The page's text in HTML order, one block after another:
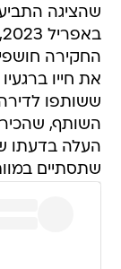
שהציגה
החקירה
את חייו
ששותפו
השותף,
העלה בדעתו
שתסתיים